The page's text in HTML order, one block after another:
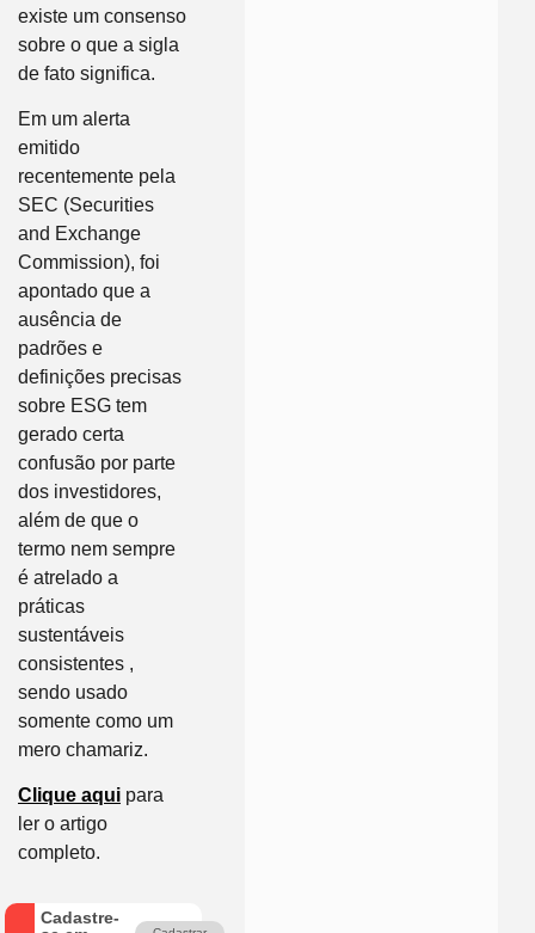
existe um consenso
sobre o que a sigla
de fato significa.
Em um alerta
emitido
recentemente pela
SEC (Securities
and Exchange
Commission), foi
apontado que a
ausência de
padrões e
definições precisas
sobre ESG tem
gerado certa
confusão por parte
dos investidores,
além de que o
termo nem sempre
é atrelado a
práticas
sustentáveis
consistentes ,
sendo usado
somente como um
mero chamariz.
Clique aqui para
ler o artigo
completo.
Cadastre-